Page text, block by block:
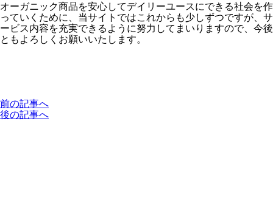
オーガニック商品を安心してデイリーユースにできる社会を作
っていくために、当サイトではこれからも少しずつですが、サ
ービス内容を充実できるように努力してまいりますので、今後
ともよろしくお願いいたします。
前の記事へ
後の記事へ